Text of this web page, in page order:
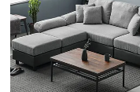
中
型
商
品